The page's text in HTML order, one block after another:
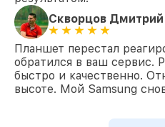
Скворцов Дмитрий
Планшет перестал
обратился в ваш сервис.
быстро и качественно.
высоте. Мой Samsung